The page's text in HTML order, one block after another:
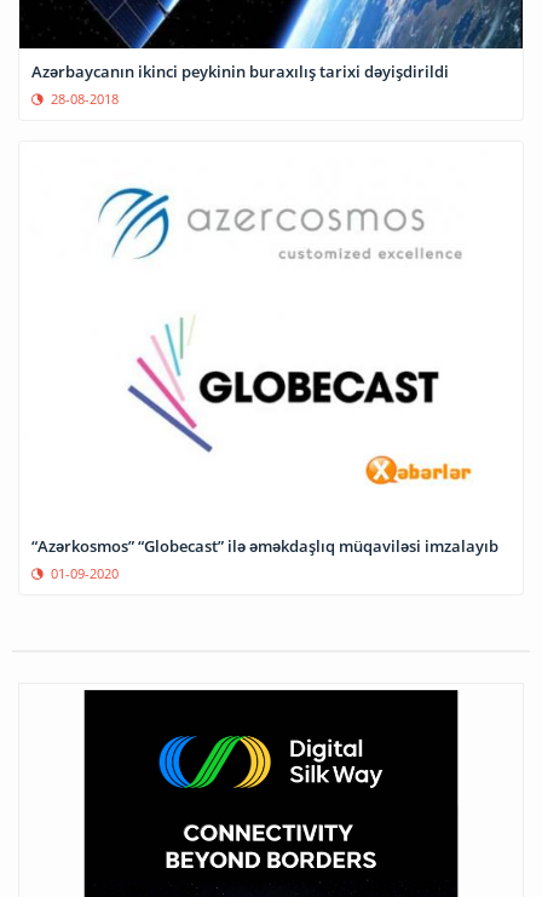
Azərbaycanın ikinci peykinin buraxılış tarixi dəyişdirildi
28-08-2018
“Azərkosmos” “Globecast” ilə əməkdaşlıq müqaviləsi imzalayıb
01-09-2020